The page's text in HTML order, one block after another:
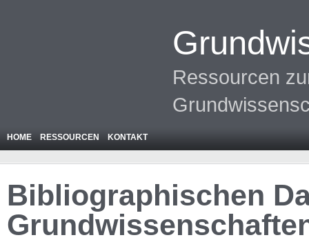
Ressourcen
HOME RESSOURCEN KONTAKT
Bibliographischen